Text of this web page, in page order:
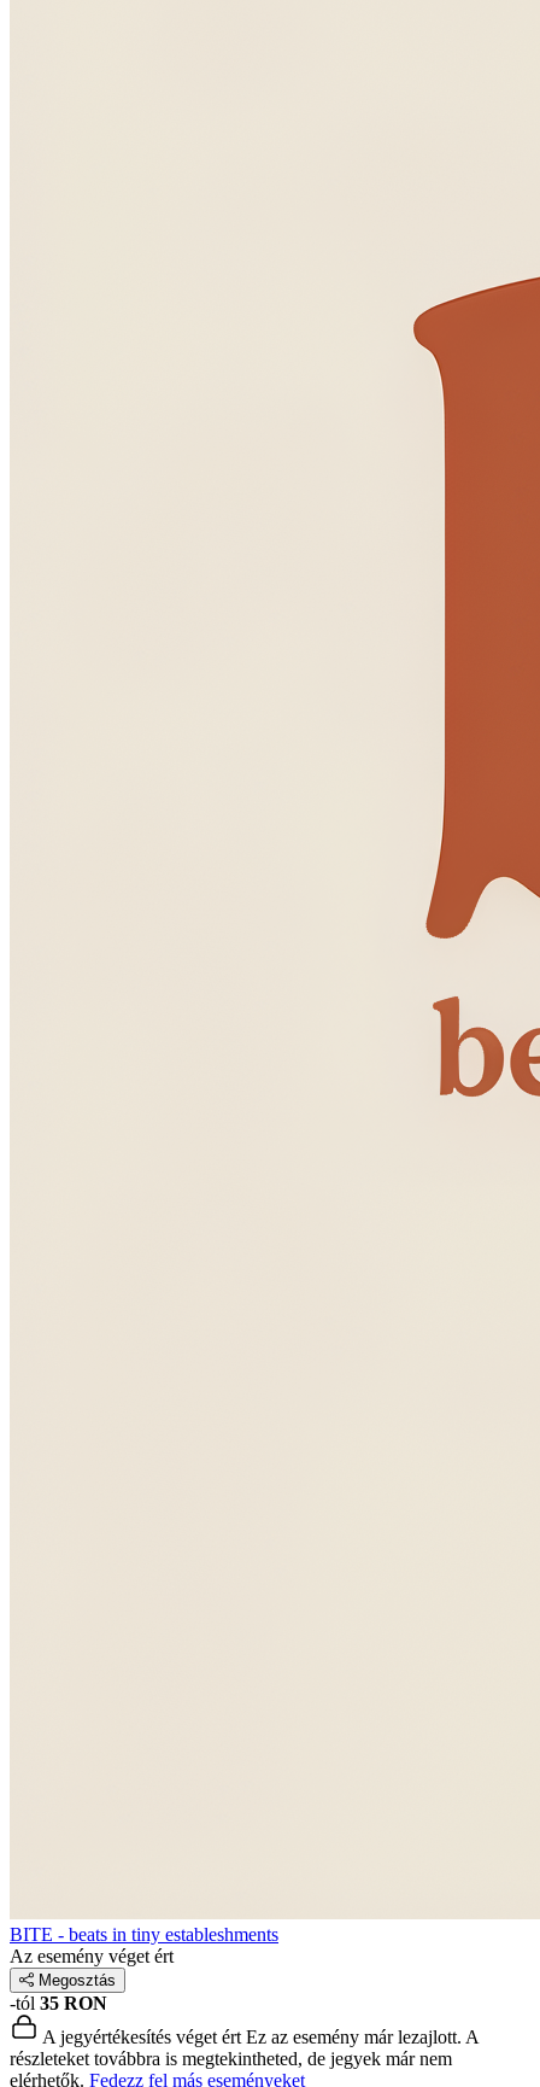
BITE - beats in tiny estableshments
Az esemény véget ért
Megosztás
-tól 35 RON
A jegyértékesítés véget ért Ez az esemény már lezajlott. A
részleteket továbbra is megtekintheted, de jegyek már nem
elérhetők. Fedezz fel más eseményeket